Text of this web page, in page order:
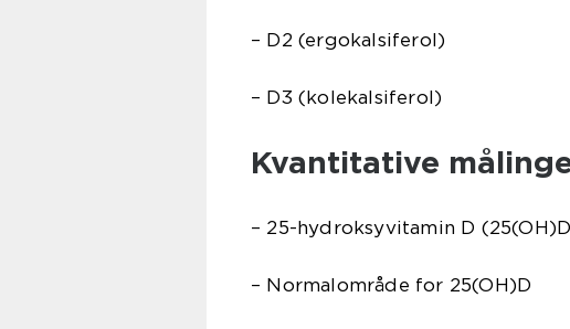
– D2 (ergokalsiferol)
– D3 (kolekalsiferol)
Kvantitative
– 25-hydroksyvitamin D
– Normalområde for 25(OH)D